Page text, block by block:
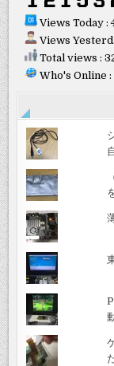
Views Today :
Views
Total views :
Who's Online :